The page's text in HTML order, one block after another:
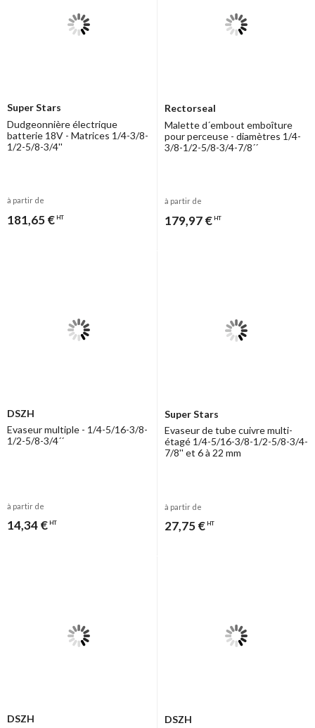
Super Stars
Dudgeonnière électrique
batterie 18V - Matrices 1/4-3/8-
1/2-5/8-3/4''
à partir de
181,65 € HT
Rectorseal
Malette d´embout emboîture
pour perceuse - diamètres 1/4-
3/8-1/2-5/8-3/4-7/8´´
à partir de
179,97 € HT
DSZH
Evaseur multiple - 1/4-5/16-3/8-
1/2-5/8-3/4´´
à partir de
14,34 € HT
Super Stars
Evaseur de tube cuivre multi-
étagé 1/4-5/16-3/8-1/2-5/8-3/4-
7/8'' et 6 à 22 mm
à partir de
27,75 € HT
DSZH
DSZH